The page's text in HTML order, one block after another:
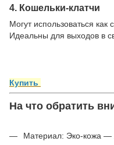
4. Кошельки-клатчи
Могут использоваться как
Идеальны для выходов в
Купить
На что обратить
Материал: Эко-кожа —